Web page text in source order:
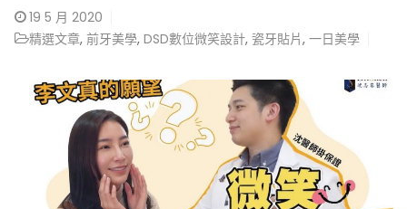
19 5 月 2020
精選文章, 前牙美學, DSD數位微笑設計, 瓷牙貼片, 一日美學